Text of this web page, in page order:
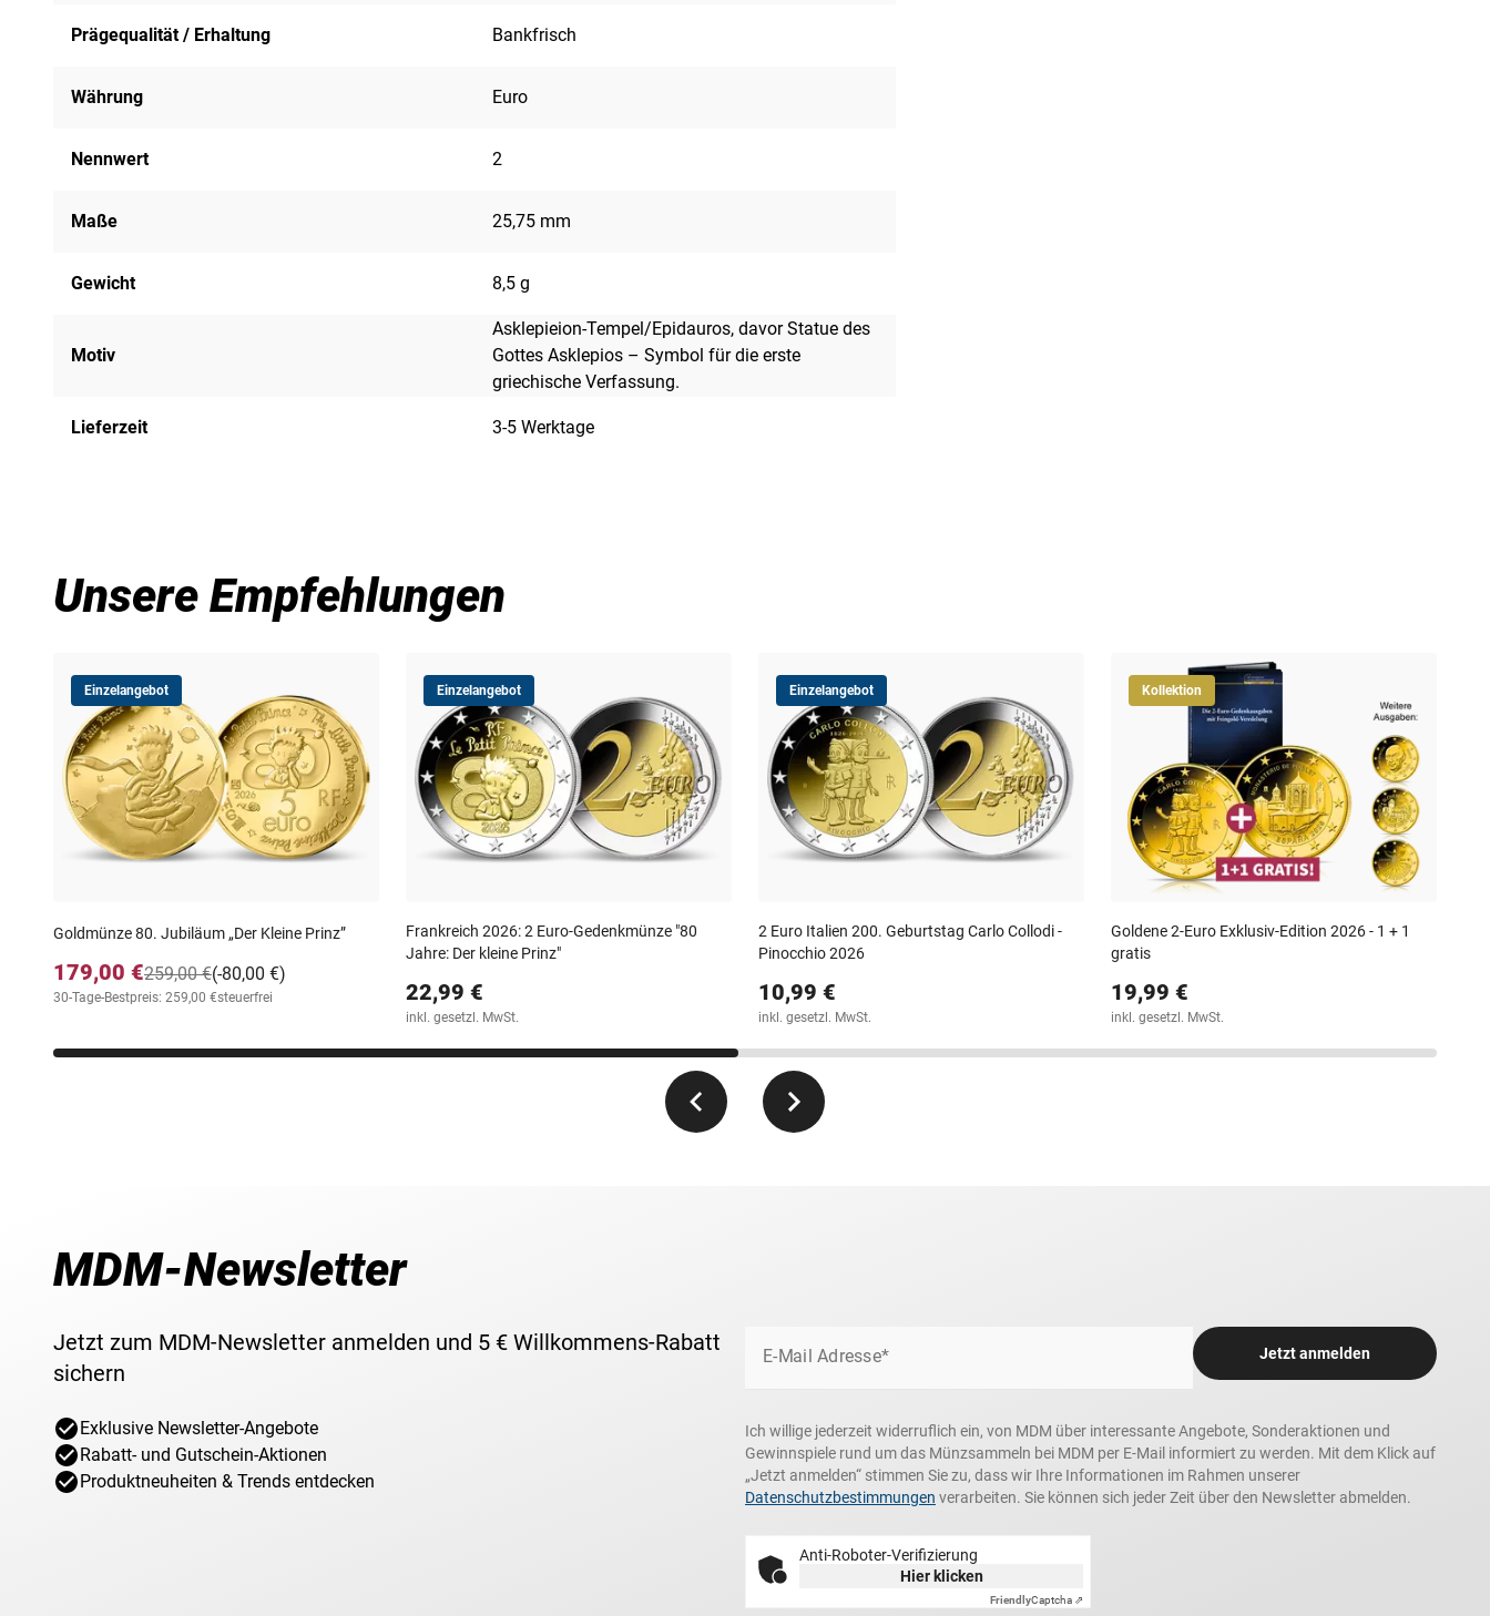
Prägequalität / Erhaltung Bankfrisch
Währung Euro
Nennwert 2
Maße 25,75 mm
Gewicht 8,5 g
Motiv
Asklepieion-Tempel/Epidauros, davor Statue des
Gottes Asklepios – Symbol für die erste
griechische Verfassung.
Lieferzeit 3-5 Werktage
Unsere Empfehlungen
Einzelangebot
Goldmünze 80. Jubiläum „Der Kleine Prinz”
179,00 € (-80,00 €)
259,00 €
30-Tage-Bestpreis: 259,00 €steuerfrei
Einzelangebot
Frankreich 2026: 2 Euro-Gedenkmünze "80
Jahre: Der kleine Prinz"
22,99 €
inkl. gesetzl. MwSt.
Einzelangebot
2 Euro Italien 200. Geburtstag Carlo Collodi -
Pinocchio 2026
10,99 €
inkl. gesetzl. MwSt.
Kollektion
Goldene 2-Euro Exklusiv-Edition 2026 - 1 + 1
gratis
19,99 €
inkl. gesetzl. MwSt.
MDM-Newsletter
Jetzt zum MDM-Newsletter anmelden und 5 € Willkommens-Rabatt
sichern
Exklusive Newsletter-Angebote
Rabatt- und Gutschein-Aktionen
Produktneuheiten & Trends entdecken
E-Mail Adresse* Jetzt anmelden
Ich willige jederzeit widerruflich ein, von MDM über interessante Angebote, Sonderaktionen und
Gewinnspiele rund um das Münzsammeln bei MDM per E-Mail informiert zu werden. Mit dem Klick auf
„Jetzt anmelden“ stimmen Sie zu, dass wir Ihre Informationen im Rahmen unserer
Datenschutzbestimmungen verarbeiten. Sie können sich jeder Zeit über den Newsletter abmelden.
Anti-Roboter-Verifizierung
Hier klicken
FriendlyCaptcha ⇗